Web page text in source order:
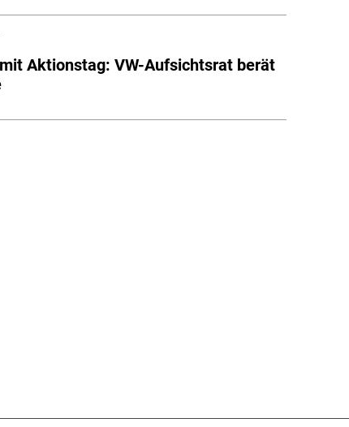
Aktionstag: VW-Aufsichtsrat berät